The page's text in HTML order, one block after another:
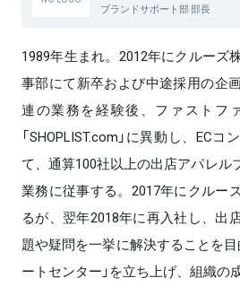
ブランドサポート部 部長
1989年生まれ。2012年にクルーズ
事部にて新卒および中途採用の企
連の業務を経験後、ファストフ
「SHOPLIST.com」に異動し、EC
て、通算100社以上の出店アパレル
業務に従事する。2017年にクルー
るが、翌年2018年に再入社し、出
題や疑問を一挙に解決することを
ートセンター」を立ち上げ、組織の